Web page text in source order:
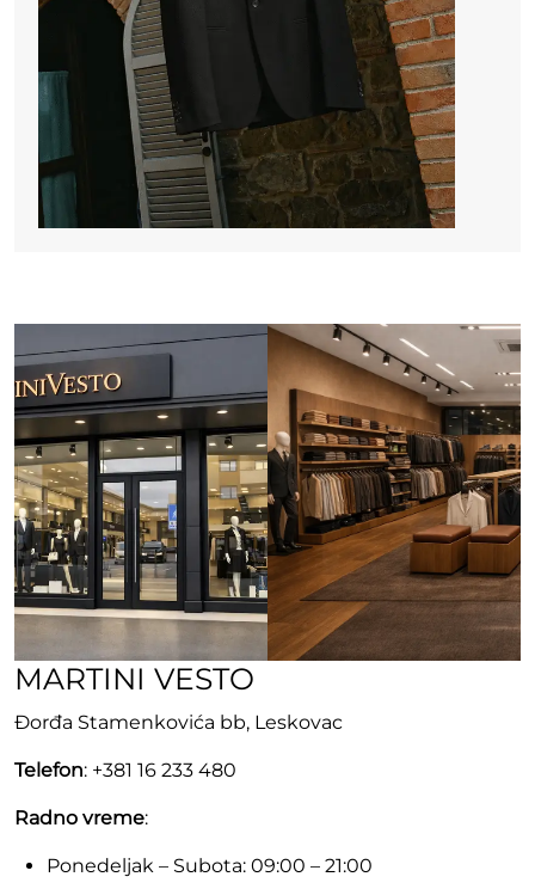
MARTINI VESTO
Đorđa Stamenkovića bb, Leskovac
Telefon: +381 16 233 480
Radno vreme:
Ponedeljak – Subota: 09:00 – 21:00